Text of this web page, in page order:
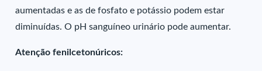
aumentadas e as de fosfato e potássio podem estar
diminuídas. O pH sanguíneo urinário pode aumentar.
Atenção fenilcetonúricos: